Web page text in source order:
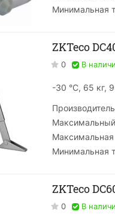
Минимальная
ZKTeco
0 В
-30 °С, 65 кг,
Производитель
Минимальная
ZKTeco
0 В